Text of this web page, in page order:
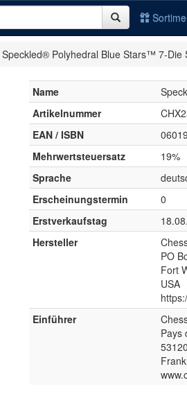
Speckled® Polyhedral Blue Stars™ 7-Die
Name
Artikelnummer
EAN / ISBN
Mehrwertsteuersatz
19%
Sprache
Erscheinungstermin
0
Erstverkaufstag
Hersteller
PO
Fort
USA
Einführer
Pays